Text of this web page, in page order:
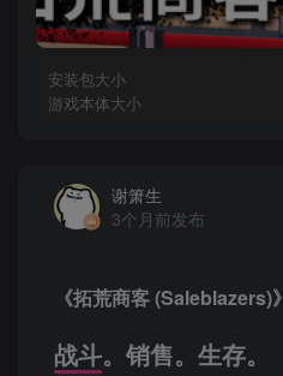
安装包大小
游戏本体大小
谢箫生
3个月前发布
《拓荒商客 (Saleblazers)》
战斗。销售。生存。